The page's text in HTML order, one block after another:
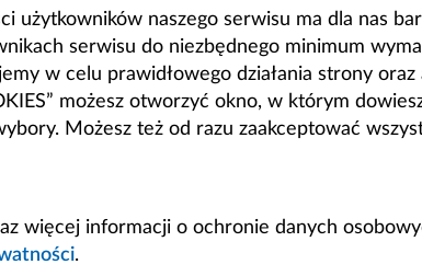
użytkowników naszego serwisu ma dla nas
serwisu do niezbędnego minimum
w celu prawidłowego działania strony
możesz otworzyć okno, w którym
Możesz też od razu zaakceptować
więcej informacji o ochronie danych
.